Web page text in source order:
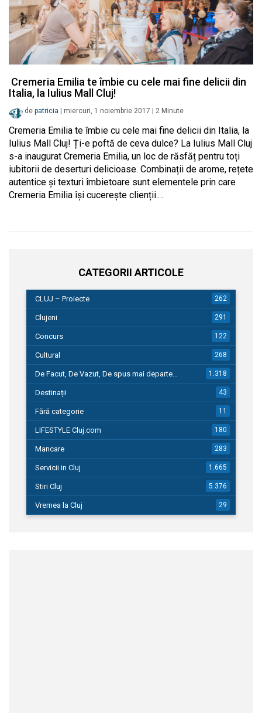
Cremeria Emilia te îmbie cu cele mai fine delicii din
Italia, la Iulius Mall Cluj!
de patricia miercuri, 1 noiembrie 2017 2 Minute
Cremeria Emilia te îmbie cu cele mai fine delicii din Italia, la
Iulius Mall Cluj! Ți-e poftă de ceva dulce? La Iulius Mall Cluj
s-a inaugurat Cremeria Emilia, un loc de răsfăț pentru toți
iubitorii de deserturi delicioase. Combinații de arome, rețete
autentice și texturi îmbietoare sunt elementele prin care
Cremeria Emilia își cucerește clienții.…
CATEGORII ARTICOLE
CLUJ – Proiecte 262
Clujeni 291
Concurs 122
Cultural 268
De Facut, De Vazut, De spus mai departe… 1.318
Destinații 43
Fără categorie 11
LIFESTYLE Cluj.com 180
Mancare 283
Servicii in Cluj 1.665
Stiri Cluj 5.376
Vremea la Cluj 29